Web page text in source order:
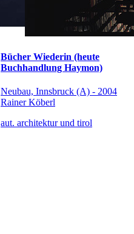
Bücher Wiederin (heute
Buchhandlung Haymon)
Neubau, Innsbruck (A) - 2004
Rainer Köberl
aut. architektur und tirol